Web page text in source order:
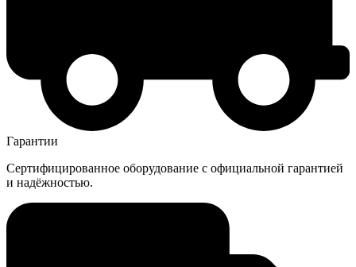
Гарантии
Сертифицированное оборудование с официальной гарантией
и надёжностью.